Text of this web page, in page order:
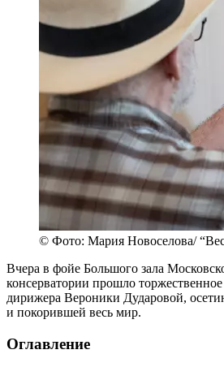
© Фото: Мария Новоселова/
Вчера в фойе Большого зала
консерватории прошло
дирижера Вероники Дударовой,
и покорившей весь мир.
Оглавление